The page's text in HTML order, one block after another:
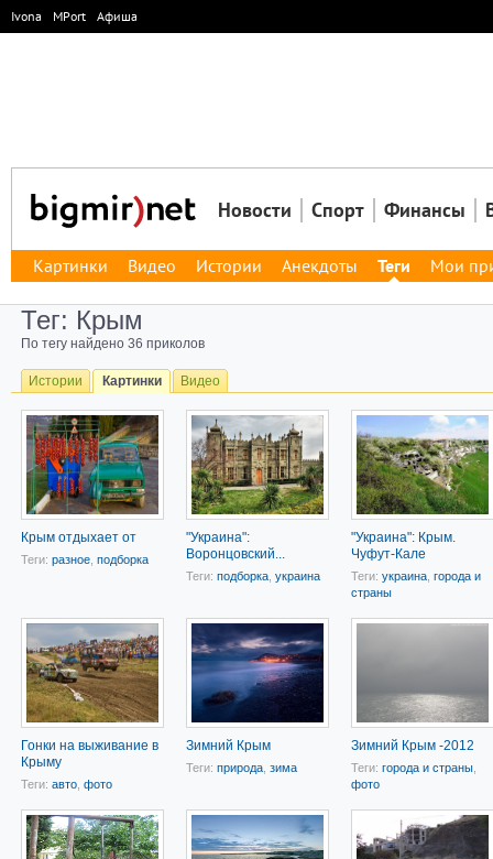
Ivona MPort Афиша
Новости Спорт Финансы
Картинки Видео Истории Анекдоты Теги Мои
Тег: Крым
По тегу найдено 36 приколов
Истории Картинки Видео
Крым отдыхает от
Теги: разное подборка
"Украина":
Воронцовский...
Теги: подборка украина
"Украина": Крым.
Чуфут-Кале
Теги: украина города и
страны
Гонки на выживание в
Крыму
Теги: авто фото
Зимний Крым
Теги: природа зима
Зимний Крым -2012
Теги: города и страны
фото